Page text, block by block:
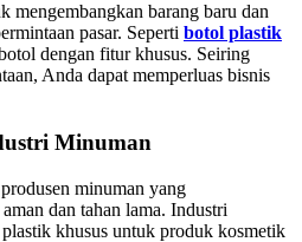
mengembangkan barang baru dan
pasar. Seperti botol plastik
dengan fitur khusus. Seiring
Anda dapat memperluas bisnis
Minuman
minuman yang
dan tahan lama. Industri
khusus untuk produk kosmetik